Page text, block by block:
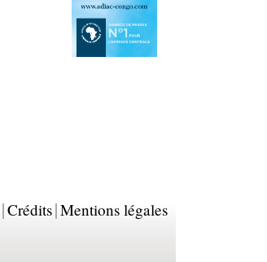
Crédits Mentions légales